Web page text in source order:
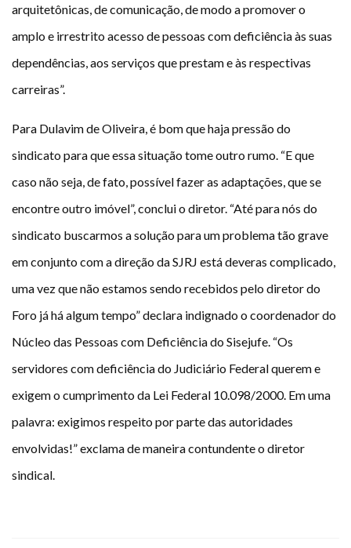
arquitetônicas, de comunicação, de modo a promover o
amplo e irrestrito acesso de pessoas com deficiência às suas
dependências, aos serviços que prestam e às respectivas
carreiras”.
Para Dulavim de Oliveira, é bom que haja pressão do
sindicato para que essa situação tome outro rumo. “E que
caso não seja, de fato, possível fazer as adaptações, que se
encontre outro imóvel”, conclui o diretor. “Até para nós do
sindicato buscarmos a solução para um problema tão grave
em conjunto com a direção da SJRJ está deveras complicado,
uma vez que não estamos sendo recebidos pelo diretor do
Foro já há algum tempo” declara indignado o coordenador do
Núcleo das Pessoas com Deficiência do Sisejufe. “Os
servidores com deficiência do Judiciário Federal querem e
exigem o cumprimento da Lei Federal 10.098/2000. Em uma
palavra: exigimos respeito por parte das autoridades
envolvidas!” exclama de maneira contundente o diretor
sindical.